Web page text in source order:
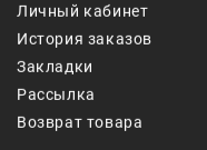
Личный кабинет
История заказов
Закладки
Рассылка
Возврат товара